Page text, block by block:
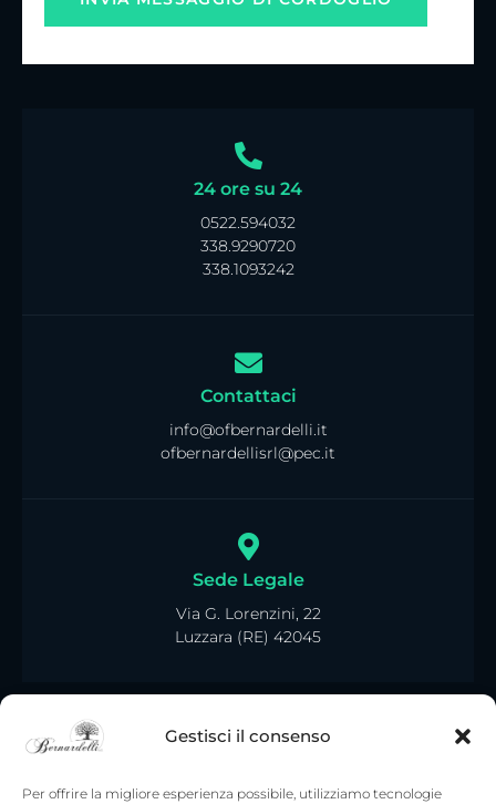
Gestisci il consenso
Per offrire la migliore esperienza possibile, utilizziamo tecnologie
24 ore su 24
0522.594032
338.9290720
338.1093242
Contattaci
info@ofbernardelli.it
ofbernardellisrl@pec.it
Sede Legale
Via G. Lorenzini, 22
Luzzara (RE) 42045